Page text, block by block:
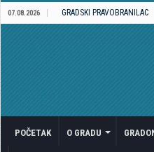
07.08.2026 GRADSKI PRAVOBRANILAC
POČETAK O GRADU